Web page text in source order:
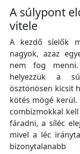
A súlypont
vitele
A kezdő síelők
nagyok, azaz
nem fog
helyezzük a
ösztönösen kicsit
kötés mögé
combizmokkal
fáradni, a síléc
mivel a léc